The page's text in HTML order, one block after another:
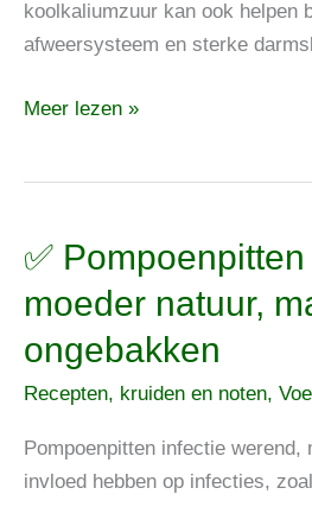
koolkaliumzuur kan ook helpen
afweersysteem en sterke
hersengezondheid,
wijnsteenzuur
de
kan
ook
helpen
bij
het
afvallen
Meer lezen »
✅
moeder natuur,
ongebakken
Recepten, kruiden en noten,
Pompoenpitten infectie
invloed hebben op infecties,
✅
Pompoenpitten
de
antioxidantenbommetjes
van
natuur,
maar